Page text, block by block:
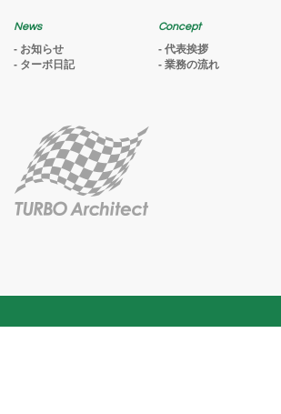
News
お知らせ
ターボ日記
Concept
代表挨拶
業務の流れ